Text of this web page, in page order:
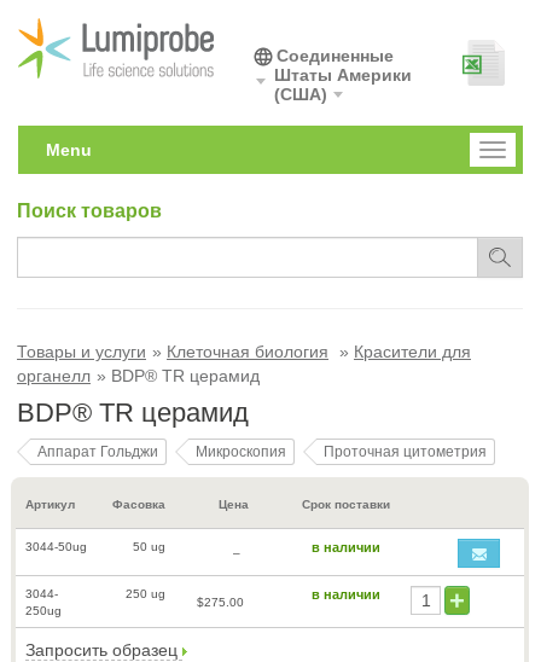
Соединенные
Штаты Америки
(США)
Toggle
Menu
Поиск товаров
Товары и услуги Клеточная биология
Красители для
органелл
BDP® TR церамид
BDP® TR церамид
Аппарат Гольджи Микроскопия Проточная цитометрия
Артикул Фасовка Цена Срок поставки
3044-50ug 50 ug – в наличии
3044-
250ug
250 ug
$275.00
в наличии
Запросить образец